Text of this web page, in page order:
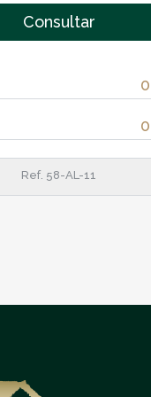
Consultar
0
0
Ref. 58-AL-11